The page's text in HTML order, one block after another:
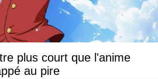
plus court que l'anime
au pire